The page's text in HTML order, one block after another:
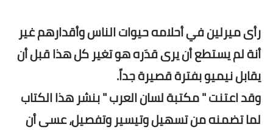
رأى ميرلين في أحلامه حيوات الناس وأقدارهم غير
أنة لم يستطع أن يرى قدَره هو تغير كل هذا قبل أن
يقابل نيميو بفترة قصيرة جداً.
وقد اعتنت " مكتبة لسان العرب " بنشر هذا الكتاب
لما تضمنه من تسهيل وتيسير وتفصيل، عسى أن